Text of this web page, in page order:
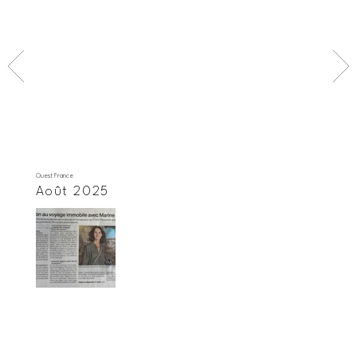
Ouest France
Août 2025